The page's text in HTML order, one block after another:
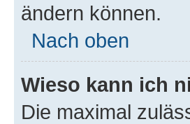
ändern können.
Nach oben
Wieso kann ich
Die maximal